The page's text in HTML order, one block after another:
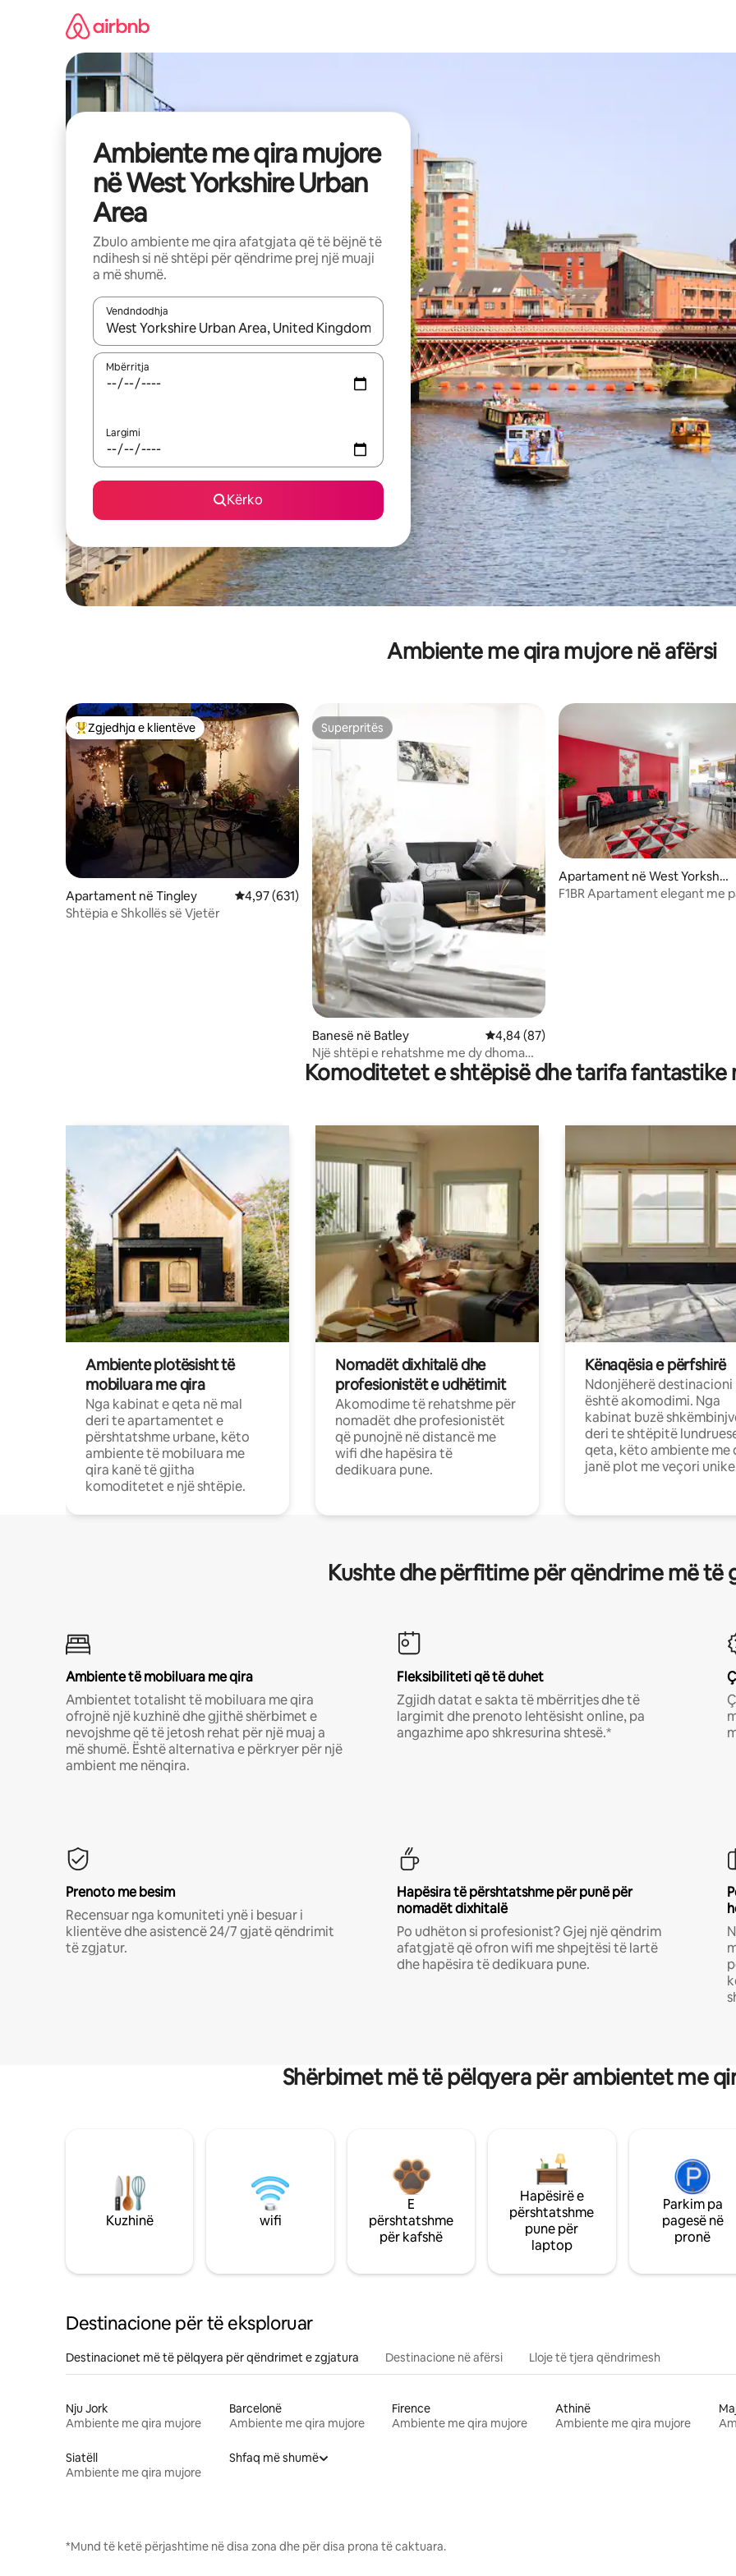
Ambiente me qira mujore
në West Yorkshire Urban
Area
Zbulo ambiente me qira afatgjata që të bëjnë të
ndihesh si në shtëpi për qëndrime prej një muaji
a më shumë.
Vendndodhja
Kur rezultatet të jenë të disponueshme, lëviz me butonat e shigjetave lart e poshtë ose eksploro duke prekur ose duke
Mbërritja
Largimi
Kërko
Ambiente me qira mujore në afërsi
Më të mirat e zgjedhjeve të klientëve
Zgjedhja e klientëve
Apartament në Tingley Vlerësimi mesatar 4,97 nga 5, 631 vlerësime
4,97 (631)
Shtëpia e Shkollës së Vjetër
Superpritës
Superpritës
Banesë në Batley Vlerësimi mesatar 4,84 nga 5, 87 vlerësime
4,84 (87)
Një shtëpi e rehatshme me dy dhoma
gjumi në West Yorkshire
Apartament në West Yorkshir
e
F1BR Apartament elegant me
Komoditetet e shtëpisë dhe tarifa fantastike
Ambiente plotësisht të
mobiluara me qira
Nga kabinat e qeta në mal
deri te apartamentet e
përshtatshme urbane, këto
ambiente të mobiluara me
qira kanë të gjitha
komoditetet e një shtëpie.
Nomadët dixhitalë dhe
profesionistët e udhëtimit
Akomodime të rehatshme për
nomadët dhe profesionistët
që punojnë në distancë me
wifi dhe hapësira të
dedikuara pune.
Kënaqësia e përfshirë
Ndonjëherë destinacioni
është akomodimi. Nga
kabinat buzë
deri te shtëpitë
qeta, këto ambiente me
janë plot me veçori
Kushte dhe përfitime për qëndrime më të
Ambiente të mobiluara me qira
Ambientet totalisht të mobiluara me qira
ofrojnë një kuzhinë dhe gjithë shërbimet e
nevojshme që të jetosh rehat për një muaj a
më shumë. Është alternativa e përkryer për një
ambient me nënqira.
Fleksibiliteti që të duhet
Zgjidh datat e sakta të mbërritjes dhe të
largimit dhe prenoto lehtësisht online, pa
angazhime apo shkresurina shtesë.*
Prenoto me besim
Recensuar nga komuniteti ynë i besuar i
klientëve dhe asistencë 24/7 gjatë qëndrimit
të zgjatur.
Hapësira të përshtatshme për punë për
nomadët dixhitalë
Po udhëton si profesionist? Gjej një qëndrim
afatgjatë që ofron wifi me shpejtësi të lartë
dhe hapësira të dedikuara pune.
Shërbimet më të pëlqyera për ambientet me
Kuzhinë wifi
E
përshtatshme
për kafshë
Hapësirë e
përshtatshme
pune për
laptop
Parkim pa
pagesë në
pronë
Destinacione për të eksploruar
Destinacionet më të pëlqyera për qëndrimet e zgjatura Destinacione në afërsi Lloje të tjera qëndrimesh
Nju Jork
Ambiente me qira mujore
Barcelonë
Ambiente me qira mujore
Firence
Ambiente me qira mujore
Athinë
Ambiente me qira mujore
Siatëll
Ambiente me qira mujore
Shfaq më shumë
*Mund të ketë përjashtime në disa zona dhe për disa prona të caktuara.